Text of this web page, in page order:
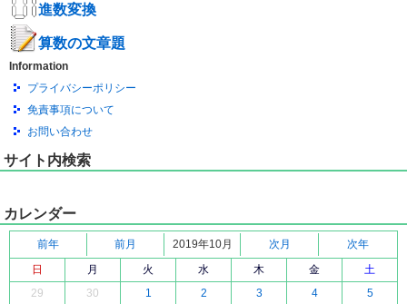
進数変換
算数の文章題
Information
プライバシーポリシー
免責事項について
お問い合わせ
サイト内検索
カレンダー
前年 前月 2019年10月 次月
次年
日
月 火 水 木 金
土
29
30 1 2 3 4 5